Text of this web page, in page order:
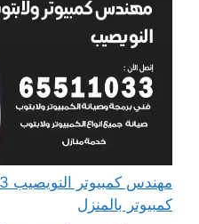
كمبيوتر بالمنزل